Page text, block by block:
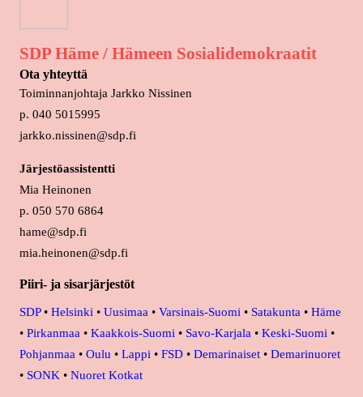
SDP Häme / Hämeen Sosialidemokraatit
Ota yhteyttä
Toiminnanjohtaja Jarkko Nissinen
p. 040 5015995
jarkko.nissinen@sdp.fi
Järjestöassistentti
Mia Heinonen
p. 050 570 6864
hame@sdp.fi
mia.heinonen@sdp.fi
Piiri- ja sisarjärjestöt
SDP• Helsinki • Uusimaa • Varsinais-Suomi • Satakunta • Häme
• Pirkanmaa • Kaakkois-Suomi • Savo-Karjala • Keski-Suomi •
Pohjanmaa • Oulu • Lappi • FSD • Demarinaiset • Demarinuoret
• SONK • Nuoret Kotkat